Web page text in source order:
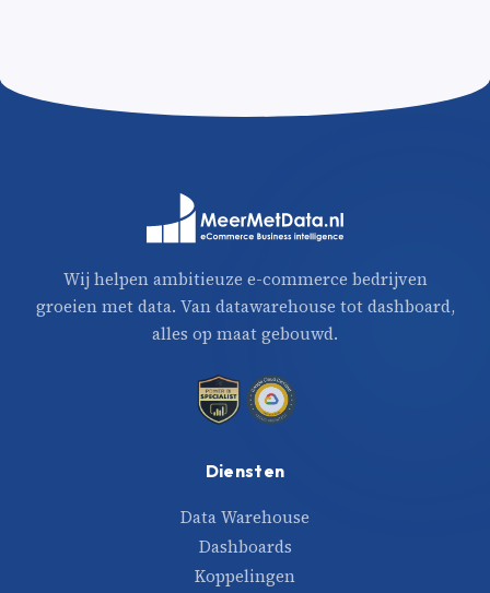
Wij helpen ambitieuze e-commerce bedrijven
groeien met data. Van datawarehouse tot dashboard,
alles op maat gebouwd.
Diensten
Data Warehouse
Dashboards
Koppelingen